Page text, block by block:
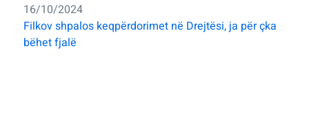
16/10/2024
Filkov shpalos keqpërdorimet në Drejtësi, ja për çka
bëhet fjalë